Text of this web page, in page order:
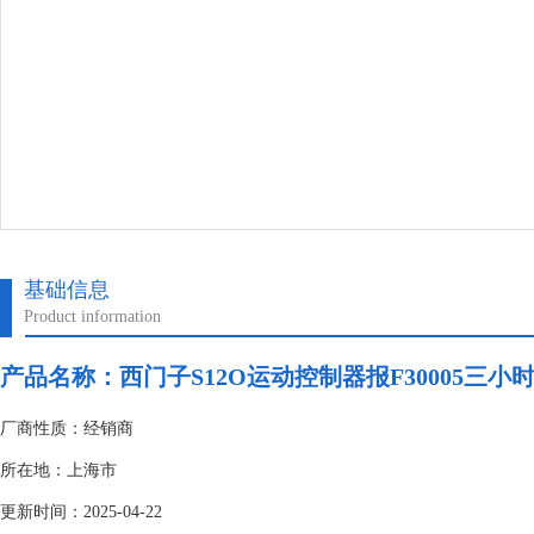
基础信息
Product information
产品名称： 西门子S12O运动控制器报F30005三小
厂商性质：经销商
所在地：上海市
更新时间：2025-04-22